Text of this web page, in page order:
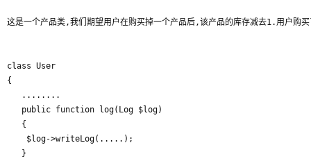
这是一个产品类,我们期望用户在购买掉一个产品后,该产品的库存减去1.用户
class User
{
   ........
   public function log(Log $log)
   {
   }